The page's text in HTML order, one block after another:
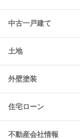
中古一戸建て
土地
外壁塗装
住宅ローン
不動産会社情報